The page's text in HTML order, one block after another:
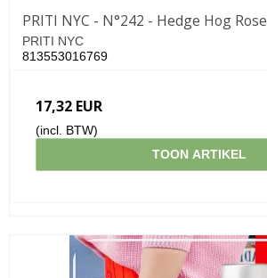
PRITI NYC - N°242 - Hedge Hog Rose
PRITI NYC
813553016769
17,32 EUR
(incl. BTW)
TOON ARTIKEL